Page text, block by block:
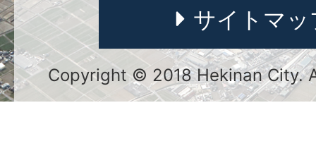
サイトマッ
Copyright © 2018 Hekinan City.